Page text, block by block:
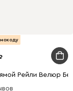
Рейли Велюр